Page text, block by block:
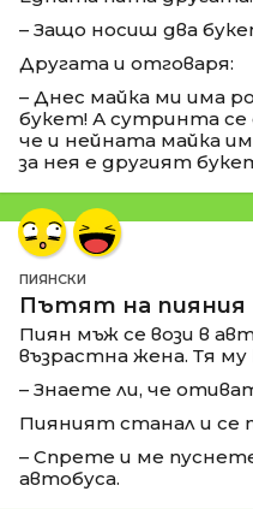
– Защо носиш два
Другата и отговаря:
– Днес майка ми има
букет! А сутринта се
че и нейната майка
за нея е другият
ПИЯНСКИ
Пътят на пияния
Пиян мъж се вози в
възрастна жена. Тя му
– Знаете ли, че
Пияният станал и се
– Спрете и ме
автобуса.